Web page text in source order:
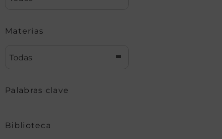
Materias
Todas
Palabras clave
Biblioteca